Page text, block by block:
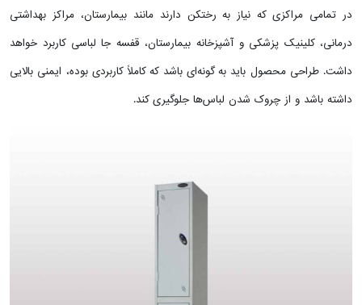
در تمامی مراکزی که نیاز به رختکن دارند مانند بیمارستان، مراکز بهداشتی
درمانی، کلینیک پزشکی و آشپزخانه بیمارستان، قفسه جا لباسی کاربرد خواهد
داشت. طراحی محصول باید به گونه‌ای باشد که کاملاً کاربردی بوده، ایمنی بالایی
داشته باشد و از چروک شدن لباس‌ها جلوگیری کند.